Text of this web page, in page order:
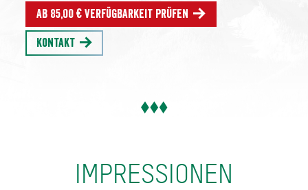
Ab 85,00 € Verfügbarkeit prüfen
Kontakt
IMPRESSIONEN